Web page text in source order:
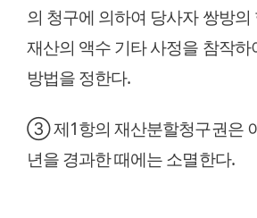
의 청구에 의하여 당사자 쌍방
재산의 액수 기타 사정을 참작
방법을 정한다.
③ 제1항의 재산분할청구권은
년을 경과한 때에는 소멸한다.